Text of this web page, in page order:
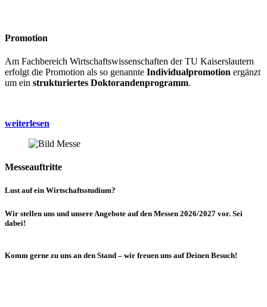
Promotion
Am Fachbereich Wirtschaftswissenschaften der TU Kaiserslautern
erfolgt die Promotion als so genannte Individualpromotion ergänzt
um ein strukturiertes Doktorandenprogramm.
weiterlesen
Messeauftritte
Lust auf ein Wirtschaftsstudium?
Wir stellen uns und unsere Angebote auf den Messen 2026/2027 vor. Sei
dabei!
Komm gerne zu uns an den Stand – wir freuen uns auf Deinen Besuch!